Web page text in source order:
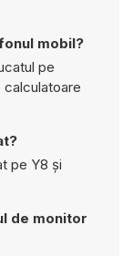
mobil?
pe
pe Y8 și
de monitor